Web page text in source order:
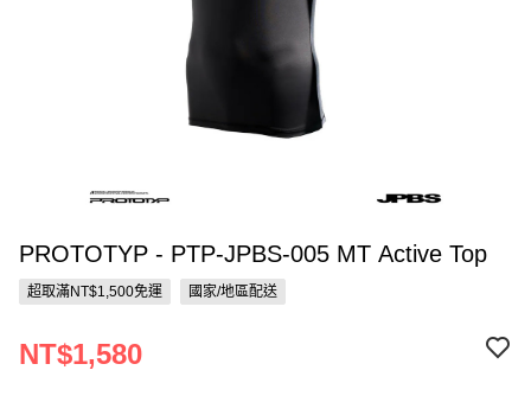
PROTOTYP - PTP-JPBS-005 MT Active Top
超取滿NT$1,500免運 國家/地區配送
NT$1,580